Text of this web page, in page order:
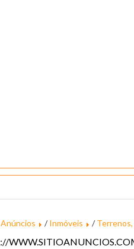
Anúncios /Inmóveis /